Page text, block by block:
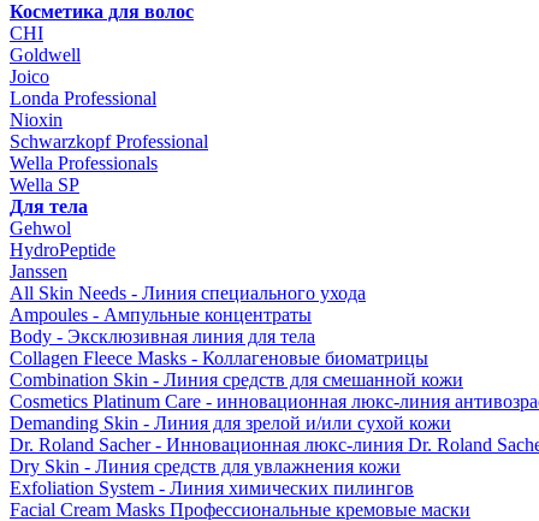
Косметика для волос
CHI
Goldwell
Joico
Londa Professional
Nioxin
Schwarzkopf Professional
Wella Professionals
Wella SP
Для тела
Gehwol
HydroPeptide
Janssen
All Skin Needs - Линия специального ухода
Ampoules - Ампульные концентраты
Body - Эксклюзивная линия для тела
Collagen Fleece Masks - Коллагеновые биоматрицы
Combination Skin - Линия средств для смешанной кожи
Cosmetics Platinum Care - инновационная люкс-линия
Demanding Skin - Линия для зрелой и/или сухой кожи
Dr. Roland Sacher - Инновационная люкс-линия Dr. Roland
Dry Skin - Линия средств для увлажнения кожи
Exfoliation System - Линия химических пилингов
Facial Cream Masks Профессиональные кремовые маски